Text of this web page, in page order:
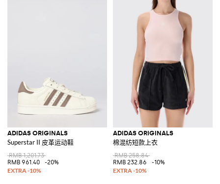
ADIDAS ORIGINALS
Superstar II 皮革运动鞋
RMB 1,201.73
RMB 961.40
-20%
ADIDAS ORIGINALS
棉混纺短款上衣
RMB 258.84
RMB 232.86
-10%